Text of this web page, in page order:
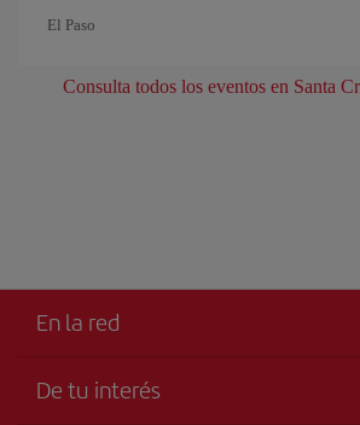
El Paso
Consulta todos los eventos en Santa
En la red
De tu interés